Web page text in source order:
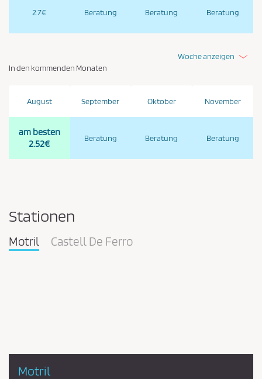
2.7€ Beratung Beratung Beratung
Woche anzeigen
In den kommenden Monaten
August
am besten
2.52€
September
Beratung
Oktober
Beratung
November
Beratung
Stationen
Motril Castell De Ferro
Motril